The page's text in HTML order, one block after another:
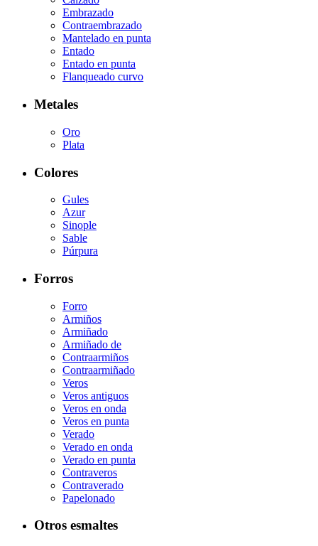
Embrazado
Contraembrazado
Mantelado en punta
Entado
Entado en punta
Flanqueado curvo
Metales
Oro
Plata
Colores
Gules
Azur
Sinople
Sable
Púrpura
Forros
Forro
Armiños
Armiñado
Armiñado de
Contraarmiños
Contraarmiñado
Veros
Veros antiguos
Veros en onda
Veros en punta
Verado
Verado en onda
Verado en punta
Contraveros
Contraverado
Papelonado
Otros esmaltes